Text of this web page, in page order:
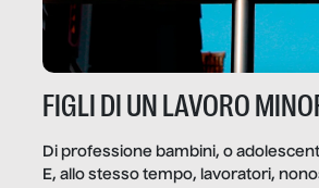
FIGLI DI UN LAVORO
Di professione bambini, o
E, allo stesso tempo, lavoratori,